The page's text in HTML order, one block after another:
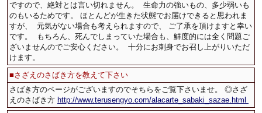
ですので、絶対とは言い切れません。
生命力の強いもの、多少弱いも
のもいるためです。 ほとんどが生きた状態でお届けできると思われま
すが、
元気がない場合も考えられますので、 ご了承を頂けますと幸い
です。
もちろん、死んでしまっていた場合も、鮮度的には全く問題ご
ざいませんのでご安心ください。
十分にお刺身でお召し上がりいただ
けます。
■さざえのさばき方を教えて下さい
さばき方のページがございますのでそちらをご覧下さいませ。 ◎さざ
えのさばき方 http://www.terusengyo.com/alacarte_sabaki_sazae.html